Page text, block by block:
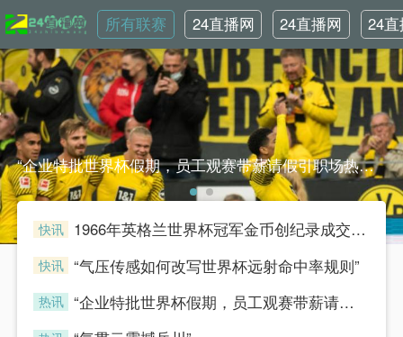
所有联赛
24直播网
NBA
24直播网
世界杯
24
英
“企业特批世界杯假期，员工观赛带薪请假引职场热议”“企业特批世界杯假期，员工观赛带薪请假引职场热议”
快讯
1966年英格兰世界杯冠军金币创纪录成交，足球收藏热潮持续升温
快讯 “气压传感如何改写世界杯远射命中率规则”
热讯
“企业特批世界杯假期，员工观赛带薪请假引职场热议”